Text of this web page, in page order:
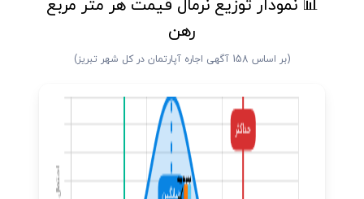
📊 نمودار توزیع نرمال قیمت هر متر مربع
رهن
(بر اساس 158 آگهی اجاره آپارتمان در کل شهر تبریز)